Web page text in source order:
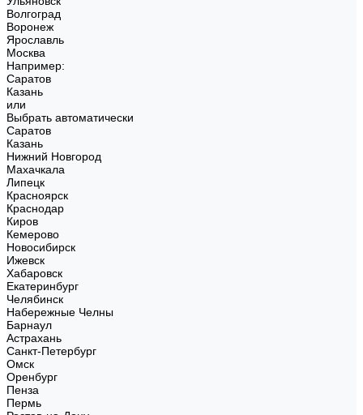
Волгоград
Воронеж
Ярославль
Москва
Например:
Саратов
Казань
или
Выбрать автоматически
Саратов
Казань
Нижний Новгород
Махачкала
Липецк
Красноярск
Краснодар
Киров
Кемерово
Новосибирск
Ижевск
Хабаровск
Екатеринбург
Челябинск
Набережные Челны
Барнаул
Астрахань
Санкт-Петербург
Омск
Оренбург
Пенза
Пермь